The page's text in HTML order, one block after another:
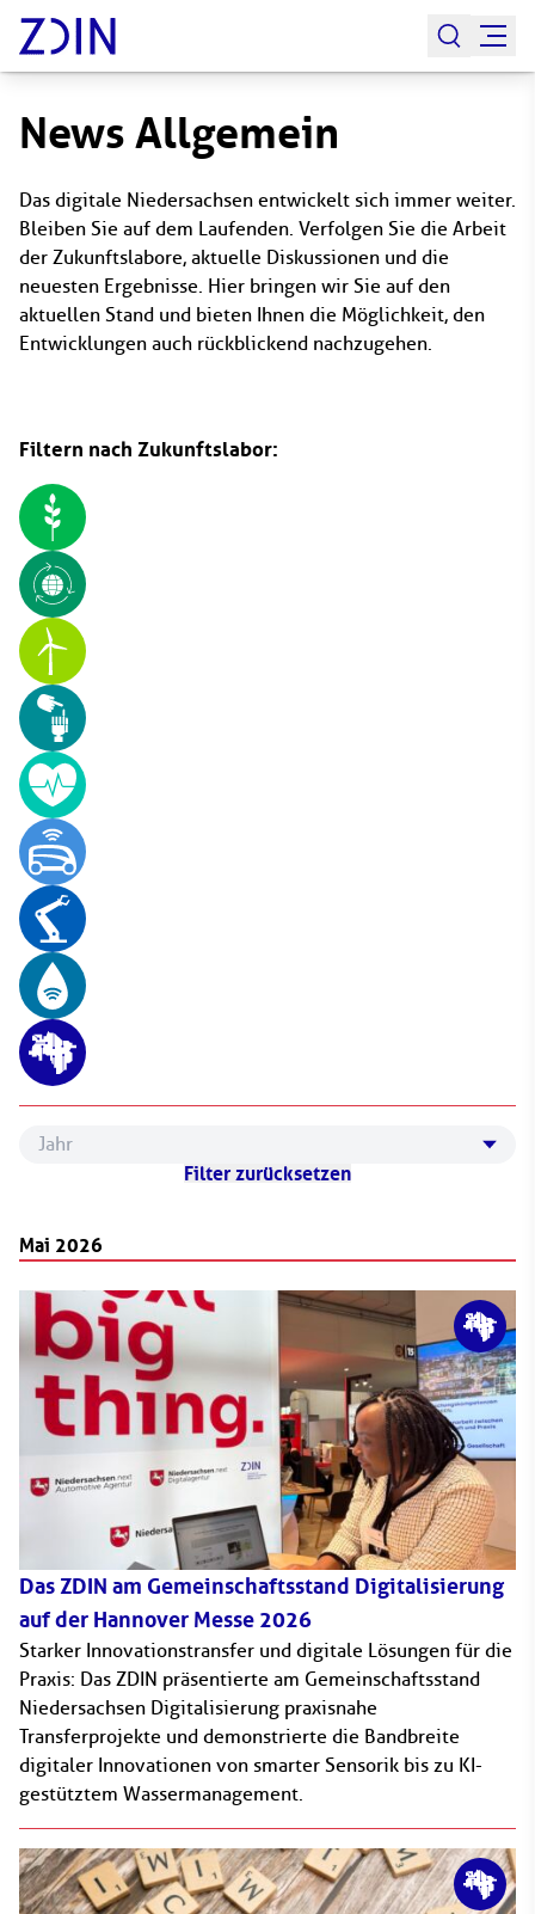
News Allgemein
Das digitale Niedersachsen entwickelt sich immer weiter.
Bleiben Sie auf dem Laufenden. Verfolgen Sie die Arbeit
der Zukunftslabore, aktuelle Diskussionen und die
neuesten Ergebnisse. Hier bringen wir Sie auf den
aktuellen Stand und bieten Ihnen die Möglichkeit, den
Entwicklungen auch rückblickend nachzugehen.
Filtern nach Zukunftslabor:
2022
2024
2025
Filter zurücksetzen
Mai 2026
Das ZDIN am Gemeinschaftsstand Digitalisierung
auf der Hannover Messe 2026
Starker Innovationstransfer und digitale Lösungen für die
Praxis: Das ZDIN präsentierte am Gemeinschaftsstand
Niedersachsen Digitalisierung praxisnahe
Transferprojekte und demonstrierte die Bandbreite
digitaler Innovationen von smarter Sensorik bis zu KI-
gestütztem Wassermanagement.